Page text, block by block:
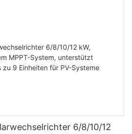
6/8/10/12